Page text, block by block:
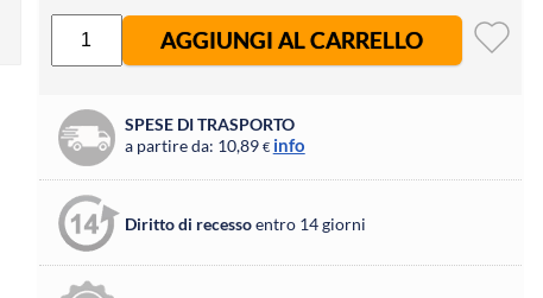
AGGIUNGI AL CARRELLO
SPESE DI TRASPORTO
a partire da: 10,89 € info
Diritto di recessoentro 14 giorni